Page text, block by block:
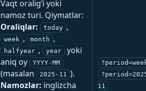
Vaqt oralig‘i yoki
namoz turi. Qiymatlar:
Oraliqlar:
today ,
week , month ,
halfyear , year
yoki
aniq oy
YYYY-MM
(masalan 2025-11 ).
Namozlar: inglizcha
11